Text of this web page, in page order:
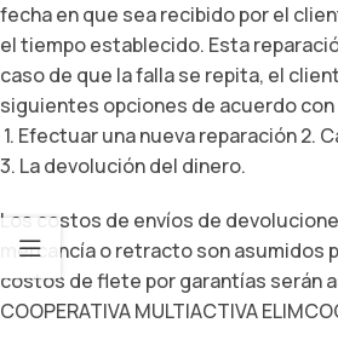
fecha en que sea recibido por el
el tiempo establecido. Esta
caso de que la falla se repita, el
siguientes opciones de acuerdo
1. Efectuar una nueva reparación 2.
3. La devolución del dinero.
Los costos de envíos de
mercancía o retracto son asumidos
costos de flete por garantías serán
COOPERATIVA MULTIACTIVA